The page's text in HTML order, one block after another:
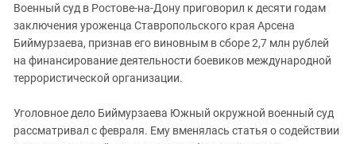
Северная Осетия - Алания
СКФО
Ставропольский край
Южная Осетия
Военный суд в Ростове-на-Дону приговорил к десяти годам
заключения уроженца Ставропольского края Арсена
Биймурзаева, признав его виновным в сборе 2,7 млн рублей
на финансирование деятельности боевиков международной
террористической организации.
Уголовное дело Биймурзаева Южный окружной военный суд
рассматривал с февраля. Ему вменялась статья о содействии